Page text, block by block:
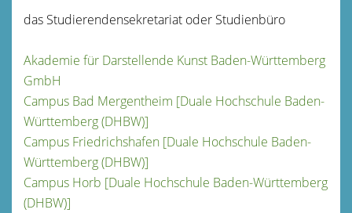
das Studierendensekretariat oder Studienbüro
Akademie für Darstellende Kunst Baden-Württemberg
GmbH
Campus Bad Mergentheim [Duale Hochschule Baden-
Württemberg (DHBW)]
Campus Friedrichshafen [Duale Hochschule Baden-
Württemberg (DHBW)]
Campus Horb [Duale Hochschule Baden-Württemberg
(DHBW)]